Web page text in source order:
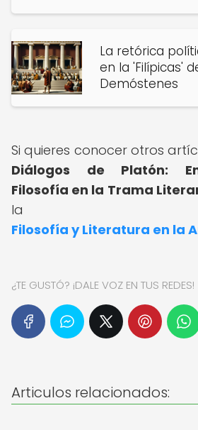
La retórica
en la 'Filípicas'
Demóstenes
Si quieres conocer otros
Diálogos de Platón:
Filosofía en la Trama
la
Filosofía y Literatura en la
¿TE GUSTÓ? ¡DALE VOZ EN TUS REDES!
Articulos relacionados: